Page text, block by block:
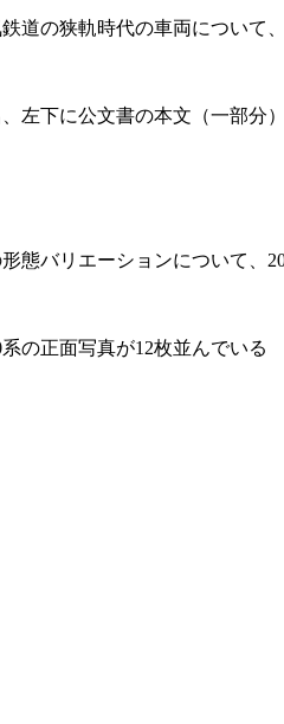
道の狭軌時代の車両について
態バリエーションについて、